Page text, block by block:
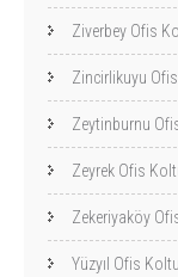
Ziverbey Ofis
Zincirlikuyu
Zeytinburnu
Zeyrek Ofis
Zekeriyaköy
Yüzyıl Ofis